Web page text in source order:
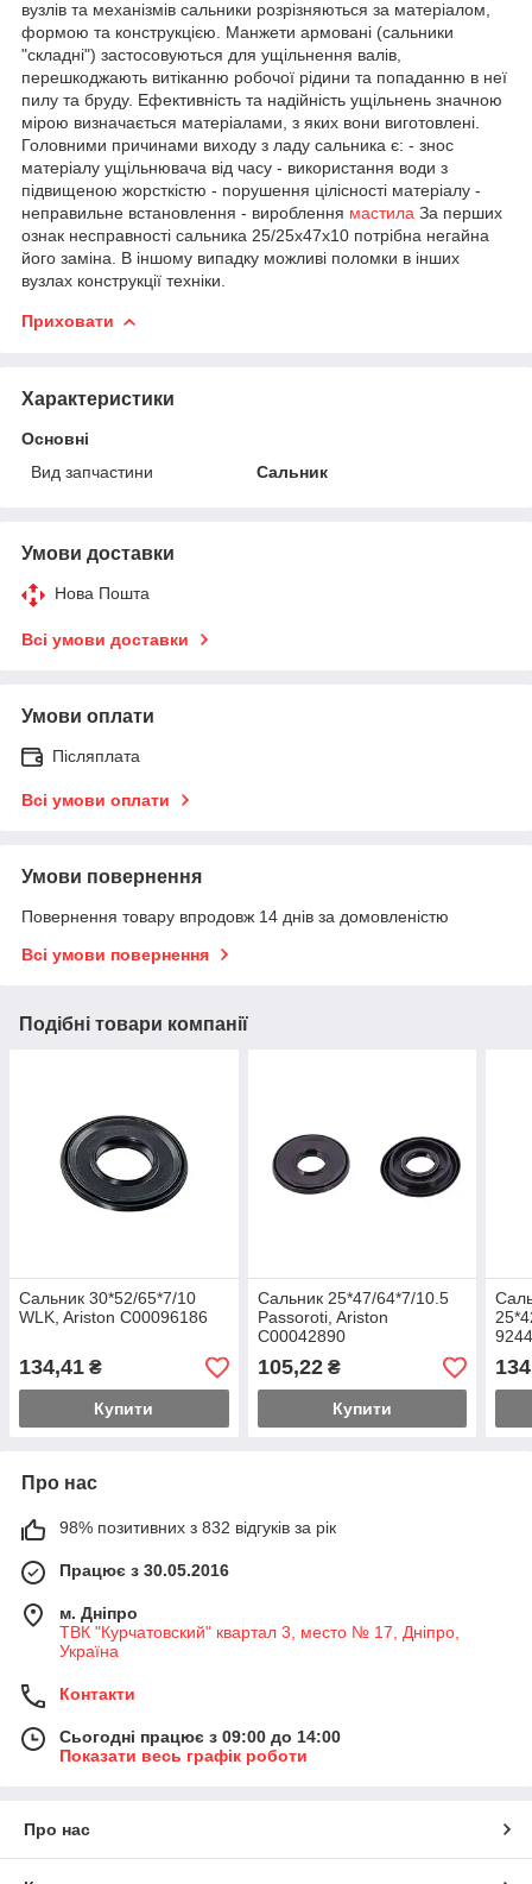
вузлів та механізмів сальники розрізняються за матеріалом,
формою та конструкцією. Манжети армовані (сальники
"складні") застосовуються для ущільнення валів,
перешкоджають витіканню робочої рідини та попаданню в неї
пилу та бруду. Ефективність та надійність ущільнень значною
мірою визначається матеріалами, з яких вони виготовлені.
Головними причинами виходу з ладу сальника є: - знос
матеріалу ущільнювача від часу - використання води з
підвищеною жорсткістю - порушення цілісності матеріалу -
неправильне встановлення - вироблення мастила За перших
ознак несправності сальника 25/25х47х10 потрібна негайна
його заміна. В іншому випадку можливі поломки в інших
вузлах конструкції техніки.
Приховати
Характеристики
Основні
Вид запчастини
Сальник
Умови доставки
Нова Пошта
Всі умови доставки
Умови оплати
Післяплата
Всі умови оплати
Умови повернення
Повернення товару впродовж 14 днів за домовленістю
Всі умови повернення
Подібні товари компанії
Сальник 30*52/65*7/10
WLK, Ariston C00096186
134,41 ₴
Купити
Сальник 25*47/64*7/10.5
Passoroti, Ariston
C00042890
105,22₴
Купити
Про нас
98% позитивних з 832 відгуків за рік
Працює з 30.05.2016
м. Дніпро
ТВК "Курчатовский" квартал 3, место № 17, Дніпро,
Україна
Контакти
Сьогодні працює з 09:00 до 14:00
Показати весь графік роботи
Про нас